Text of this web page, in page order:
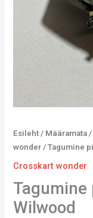
Esileht / Määramata
wonder / Tagumine
Crosskart wonder
Wilwood